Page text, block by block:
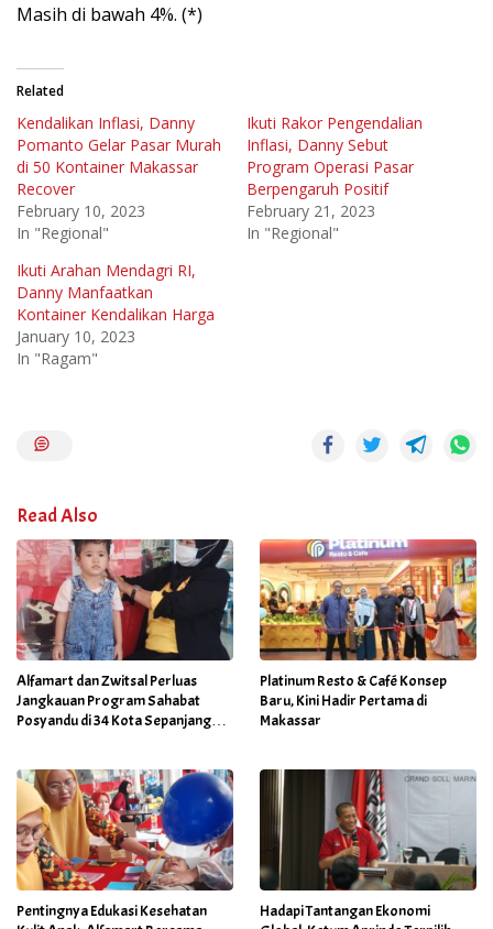
Masih di bawah 4%. (*)
Related
Kendalikan Inflasi, Danny
Pomanto Gelar Pasar Murah
di 50 Kontainer Makassar
Recover
February 10, 2023
In "Regional"
Ikuti Rakor Pengendalian
Inflasi, Danny Sebut
Program Operasi Pasar
Berpengaruh Positif
February 21, 2023
In "Regional"
Ikuti Arahan Mendagri RI,
Danny Manfaatkan
Kontainer Kendalikan Harga
January 10, 2023
In "Ragam"
Read Also
Alfamart dan Zwitsal Perluas
Jangkauan Program Sahabat
Posyandu di 34 Kota Sepanjang
Platinum Resto & Café Konsep
Baru, Kini Hadir Pertama di
Makassar
Pentingnya Edukasi Kesehatan
Hadapi Tantangan Ekonomi